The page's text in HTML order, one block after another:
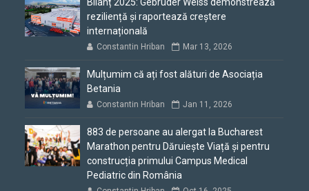
reziliență și raportează creștere
internațională
Constantin Hriban Mar 13, 2026
Mulțumim că ați fost alături de Asociația
Betania
Constantin Hriban Jan 11, 2026
883 de persoane au alergat la Bucharest
Marathon pentru Dăruiește Viață și pentru
construcția primului Campus Medical
Pediatric din România